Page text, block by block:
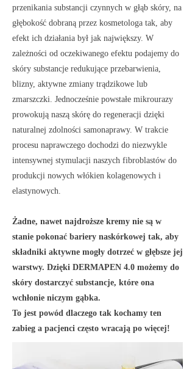
przenikania substancji czynnych w głąb skóry, na
głębokość dobraną przez kosmetologa tak, aby
efekt ich działania był jak największy. W
zależności od oczekiwanego efektu podajemy do
skóry substancje redukujące przebarwienia,
blizny, aktywne zmiany trądzikowe lub
zmarszczki. Jednocześnie powstałe mikrourazy
prowokują naszą skórę do regeneracji dzięki
naturalnej zdolności samonaprawy. W trakcie
procesu naprawczego dochodzi do niezwykle
intensywnej stymulacji naszych fibroblastów do
produkcji nowych włókien kolagenowych i
elastynowych.
Żadne, nawet najdroższe kremy nie są w
stanie pokonać bariery naskórkowej tak, aby
składniki aktywne mogły dotrzeć w głębsze jej
warstwy. Dzięki DERMAPEN 4.0 możemy do
skóry dostarczyć substancje, które ona
wchłonie niczym gąbka.
To jest powód dlaczego tak kochamy ten
zabieg a pacjenci często wracają po więcej!